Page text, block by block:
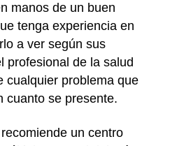
manos de un buen
tenga experiencia en
a ver según sus
profesional de la salud
cualquier problema que
cuanto se presente.
un centro